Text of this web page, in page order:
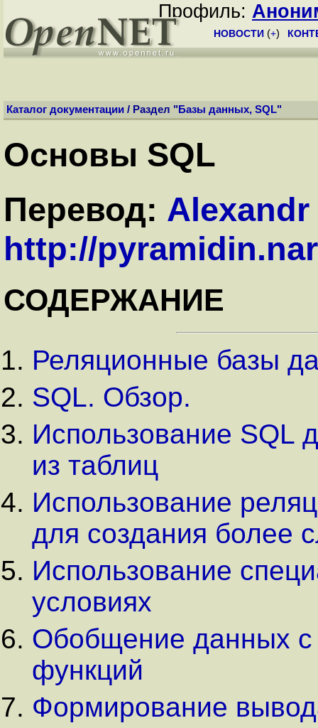
Профиль:
НОВОСТИ (+)
Каталог документации / Раздел " Базы данных, SQL"
Основы SQL
Перевод:
http://
СОДЕРЖАНИЕ
Реляционные базы
SQL. Обзор.
Использование SQL
из таблиц
Использование
для создания более
Использование
условиях
Обобщение данных с
функций
Формирование